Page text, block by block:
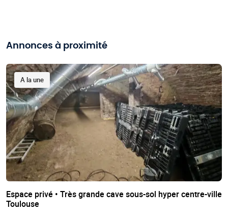
Annonces à proximité
A la une
Espace privé • Très grande cave sous-sol hyper centre-ville
Toulouse